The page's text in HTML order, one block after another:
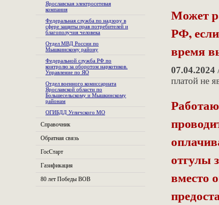
Ярославская электросетевая
компания
Федеральная служба по надзору в
сфере защиты прав потребителей и
благополучия человека
Отдел МВД России по
Мышкинскому району
Федеральной служба РФ по
контролю за оборотом наркотиков.
Управление по ЯО
Отдел военного комиссариата
Ярославской области по
Большесельскому и Мышкинскому
районам
ОГИБДД Угличского МО
Справочник
Обратная связь
ГосСтарт
Газификация
80 лет Победы ВОВ
Может
РФ,
время
07.04.2024
платой не
отгулы
вместо